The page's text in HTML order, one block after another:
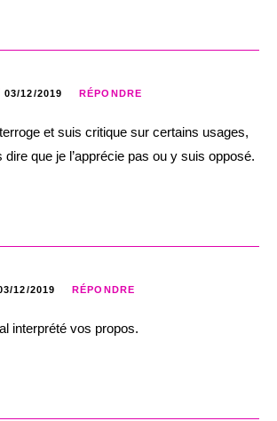
03/12/2019 RÉPONDRE
et suis critique sur certains usages,
que je l’apprécie pas ou y suis opposé.
12/2019 RÉPONDRE
interprété vos propos.